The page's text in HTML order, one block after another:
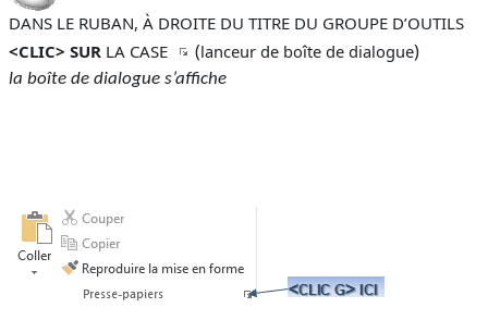
DANS LE RUBAN, À DROITE DU TITRE DU GROUPE D’OUTILS
<CLIC> SUR LA CASE (lanceur de boîte de dialogue)
la boîte de dialogue s’affiche